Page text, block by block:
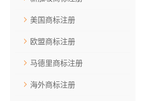
美国商标注册
欧盟商标注册
马德里商标注册
海外商标注册